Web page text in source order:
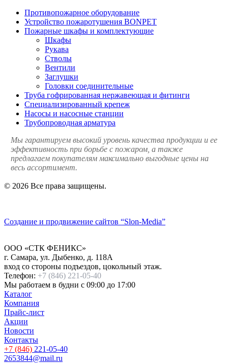
Противопожарное оборудование
Устройство пожаротушения BONPET
Пожарные шкафы и комплектующие
Шкафы
Рукава
Стволы
Вентили
Заглушки
Головки соединительные
Труба гофрированная нержавеющая и фитинги
Специализированный крепеж
Насосы и насосные станции
Трубопроводная арматура
Мы гарантируем высокий уровень качества продукции и ее
эффективность при борьбе с пожаром, а также
предлагаем покупателям максимально выгодные цены на
весь ассортимент.
© 2026 Все права защищены.
Создание и продвижение сайтов “Slon-Media”
ООО «СТК ФЕНИКС»
г. Самара, ул. Дыбенко, д. 118А
вход со стороны подъездов, цокольный этаж.
Телефон: +7 (846) 221-05-40
Мы работаем в будни с 09:00 до 17:00
Каталог
Компания
Прайс-лист
Акции
Новости
Контакты
+7 (846) 221-05-40
2653844@mail.ru